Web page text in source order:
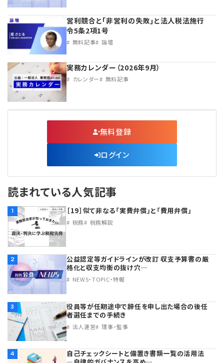
営利競合と｢非営利の失敗｣と法人税法施行
令5条2項1号
無料記事 論壇
実務カレンダー（2026年9月）
カレンダー 無料記事
無料登録
ログイン
読まれている人気記事
1 ［19］似て非なる「実費弁償」と「費用弁償」
税務 税務解説
2
公益認定等ガイドラインが改訂 収支予算書の厳
格化と収支均衡の抜け穴…
NEWS・TOPIC・特報
3
役員等が任期途中で辞任を申し出た場合の後任
者選任までの手続き
法人運営 理事・監事
4
自己チェックシートと備置き書類一覧の活用法